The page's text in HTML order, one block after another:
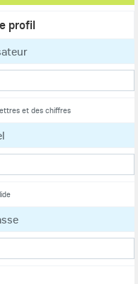
profil
et des chiffres